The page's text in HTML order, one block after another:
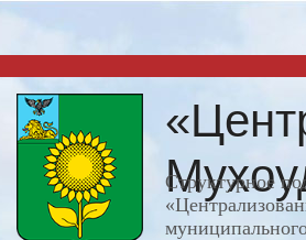
Структурное